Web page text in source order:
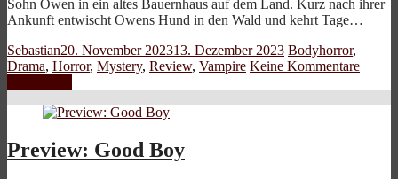
Sohn Owen in ein altes Bauernhaus auf dem Land. Kurz nach ihrer
Ankunft entwischt Owens Hund in den Wald und kehrt Tage…
Sebastian20. November 202313. Dezember 2023 Bodyhorror,
Drama, Horror, Mystery, Review, Vampire Keine Kommentare
Preview: Good Boy